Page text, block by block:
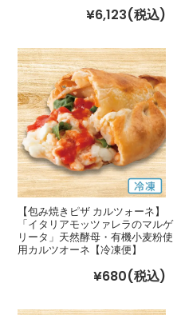
¥6,123(税込)
【包み焼きピザ カルツォーネ】
「イタリアモッツァレラのマルゲ
リータ」天然酵母・有機小麦粉使
用カルツオーネ【冷凍便】
¥680(税込)